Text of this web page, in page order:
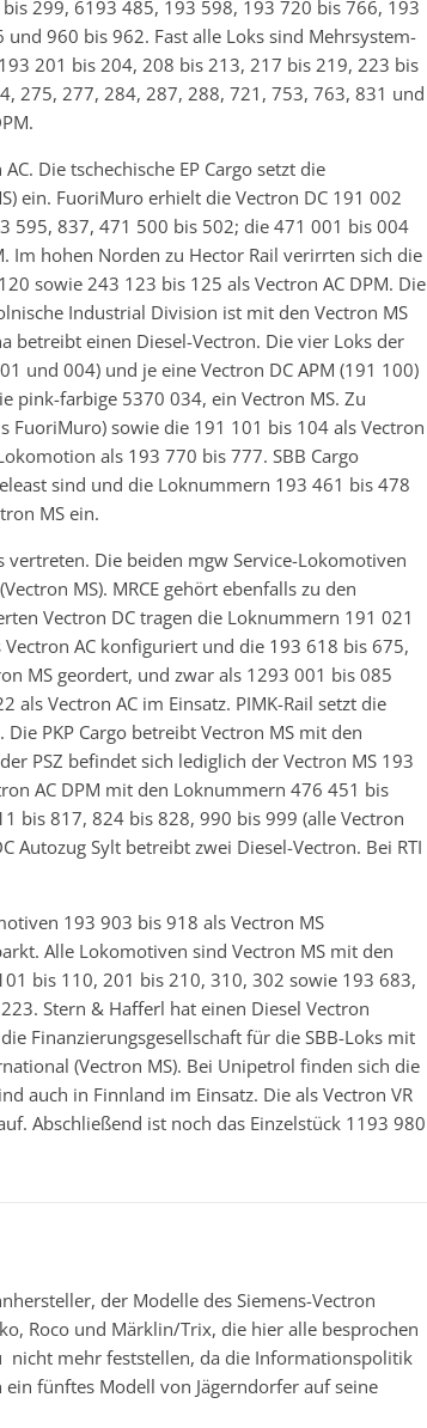
299, 6193 485, 193 598, 193 720 bis 766, 193
960 bis 962. Fast alle Loks sind Mehrsystem-
201 bis 204, 208 bis 213, 217 bis 219, 223 bis
275, 277, 284, 287, 288, 721, 753, 763, 831 und
Die tschechische EP Cargo setzt die
ein. FuoriMuro erhielt die Vectron DC 191 002
595, 837, 471 500 bis 502; die 471 001 bis 004
Im hohen Norden zu Hector Rail verirrten sich die
sowie 243 123 bis 125 als Vectron AC DPM. Die
Industrial Division ist mit den Vectron MS
betreibt einen Diesel-Vectron. Die vier Loks der
und 004) und je eine Vectron DC APM (191 100)
pink-farbige 5370 034, ein Vectron MS. Zu
FuoriMuro) sowie die 191 101 bis 104 als Vectron
als 193 770 bis 777. SBB Cargo
sind und die Loknummern 193 461 bis 478
MS ein.
Die beiden mgw Service-Lokomotiven
MS). MRCE gehört ebenfalls zu den
Vectron DC tragen die Loknummern 191 021
AC konfiguriert und die 193 618 bis 675,
MS geordert, und zwar als 1293 001 bis 085
Vectron AC im Einsatz. PIMK-Rail setzt die
PKP Cargo betreibt Vectron MS mit den
PSZ befindet sich lediglich der Vectron MS 193
AC DPM mit den Loknummern 476 451 bis
bis 817, 824 bis 828, 990 bis 999 (alle Vectron
Autozug Sylt betreibt zwei Diesel-Vectron. Bei RTI
193 903 bis 918 als Vectron MS
Alle Lokomotiven sind Vectron MS mit den
bis 110, 201 bis 210, 310, 302 sowie 193 683,
Stern & Hafferl hat einen Diesel Vectron
Finanzierungsgesellschaft für die SBB-Loks mit
(Vectron MS). Bei Unipetrol finden sich die
auch in Finnland im Einsatz. Die als Vectron VR
Abschließend ist noch das Einzelstück 1193 980
der Modelle des Siemens-Vectron
Roco und Märklin/Trix, die hier alle besprochen
nicht mehr feststellen, da die Informationspolitik
fünftes Modell von Jägerndorfer auf seine